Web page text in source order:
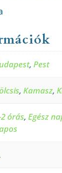
,Pest
,Kamasz,
2 órás,Egész